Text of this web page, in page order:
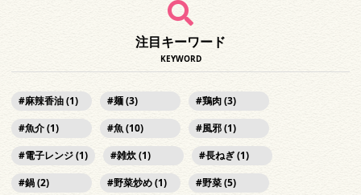
注目キーワード
KEYWORD
麻辣香油 (1) 麺 (3)
鶏肉 (3)
魚介 (1)
魚 (10)
風邪 (1)
電子レンジ (1)
雑炊 (1)
長ねぎ (1)
鍋 (2)
野菜炒め (1)
野菜 (5)